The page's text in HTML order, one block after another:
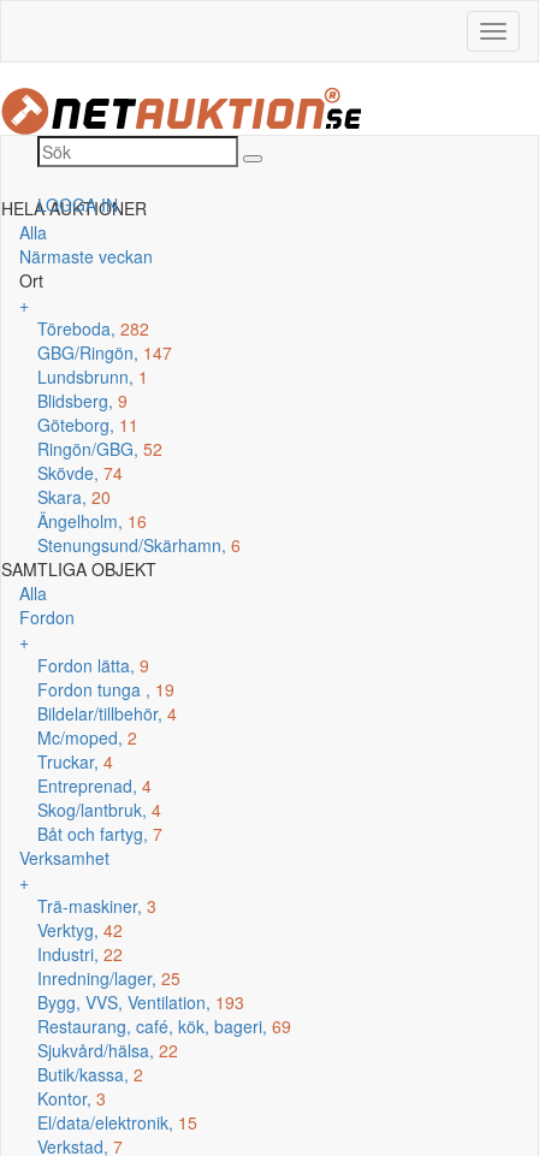
LOGGA IN
HELA AUKTIONER
Alla
Närmaste veckan
Ort
+
Töreboda, 282
GBG/Ringön, 147
Lundsbrunn, 1
Blidsberg, 9
Göteborg, 11
Ringön/GBG, 52
Skövde, 74
Skara, 20
Ängelholm, 16
Stenungsund/Skärhamn, 6
SAMTLIGA OBJEKT
Alla
Fordon
+
Fordon lätta, 9
Fordon tunga , 19
Bildelar/tillbehör, 4
Mc/moped, 2
Truckar, 4
Entreprenad, 4
Skog/lantbruk, 4
Båt och fartyg, 7
Verksamhet
+
Trä-maskiner, 3
Verktyg, 42
Industri, 22
Inredning/lager, 25
Bygg, VVS, Ventilation, 193
Restaurang, café, kök, bageri, 69
Sjukvård/hälsa, 22
Butik/kassa, 2
Kontor, 3
El/data/elektronik, 15
Verkstad, 7